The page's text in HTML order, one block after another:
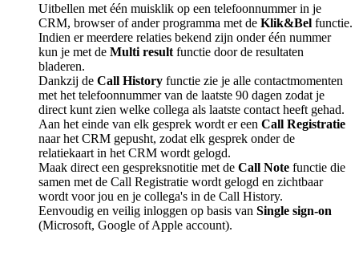
Uitbellen met één muisklik op een telefoonnummer in je
CRM, browser of ander programma met de Klik&Bel functie.
Indien er meerdere relaties bekend zijn onder één nummer
kun je met de Multi result functie door de resultaten
bladeren.
Dankzij de Call History functie zie je alle contactmomenten
met het telefoonnummer van de laatste 90 dagen zodat je
direct kunt zien welke collega als laatste contact heeft gehad.
Aan het einde van elk gesprek wordt er een Call Registratie
naar het CRM gepusht, zodat elk gesprek onder de
relatiekaart in het CRM wordt gelogd.
Maak direct een gespreksnotitie met de Call Note functie die
samen met de Call Registratie wordt gelogd en zichtbaar
wordt voor jou en je collega's in de Call History.
Eenvoudig en veilig inloggen op basis van Single sign-on
(Microsoft, Google of Apple account).